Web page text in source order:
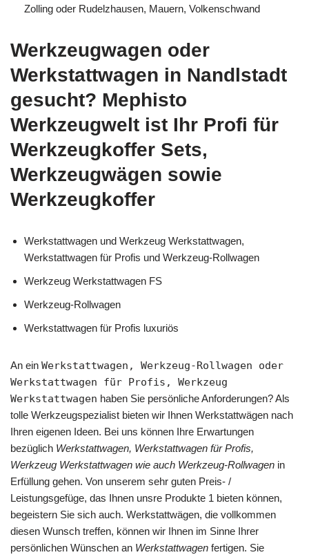
Zolling oder Rudelzhausen, Mauern, Volkenschwand
Werkzeugwagen oder
Werkstattwagen in Nandlstadt
gesucht? Mephisto
Werkzeugwelt ist Ihr Profi für
Werkzeugkoffer Sets,
Werkzeugwägen sowie
Werkzeugkoffer
Werkstattwagen und Werkzeug Werkstattwagen,
Werkstattwagen für Profis und Werkzeug-Rollwagen
Werkzeug Werkstattwagen FS
Werkzeug-Rollwagen
Werkstattwagen für Profis luxuriös
An ein Werkstattwagen, Werkzeug-Rollwagen oder
Werkstattwagen für Profis, Werkzeug
Werkstattwagen haben Sie persönliche Anforderungen? Als
tolle Werkzeugspezialist bieten wir Ihnen Werkstattwägen nach
Ihren eigenen Ideen. Bei uns können Ihre Erwartungen
bezüglich Werkstattwagen, Werkstattwagen für Profis,
Werkzeug Werkstattwagen wie auch Werkzeug-Rollwagen in
Erfüllung gehen. Von unserem sehr guten Preis- /
Leistungsgefüge, das Ihnen unsre Produkte 1 bieten können,
begeistern Sie sich auch. Werkstattwägen, die vollkommen
diesen Wunsch treffen, können wir Ihnen im Sinne Ihrer
persönlichen Wünschen an Werkstattwagen fertigen. Sie